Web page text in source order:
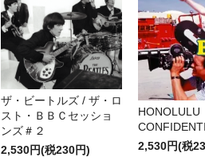
ザ・ビートルズ / ザ・ロ
スト・ＢＢＣセッショ
ンズ＃２
2,530円(税230円)
HONOLULU
2,530円(税